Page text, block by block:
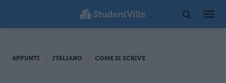
APPUNTI ITALIANO COME SI SCRIVE